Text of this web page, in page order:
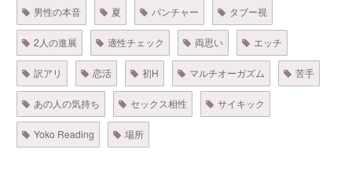
男性の本音 夏 パンチャー タブー視
2人の進展 適性チェック 両思い エッチ
訳アリ 恋活 初H マルチオーガズム 苦手
あの人の気持ち セックス相性 サイキック
Yoko Reading 場所